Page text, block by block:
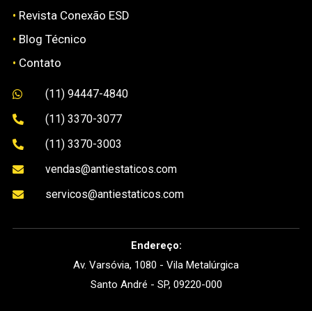
• Revista Conexão ESD
• Blog Técnico
• Contato
 (11) 94447-4840
 (11) 3370-3077
 (11) 3370-3003
 vendas@antiestaticos.com
 servicos@antiestaticos.com
Endereço:
Av. Varsóvia, 1080 - Vila Metalúrgica
Santo André - SP, 09220-000